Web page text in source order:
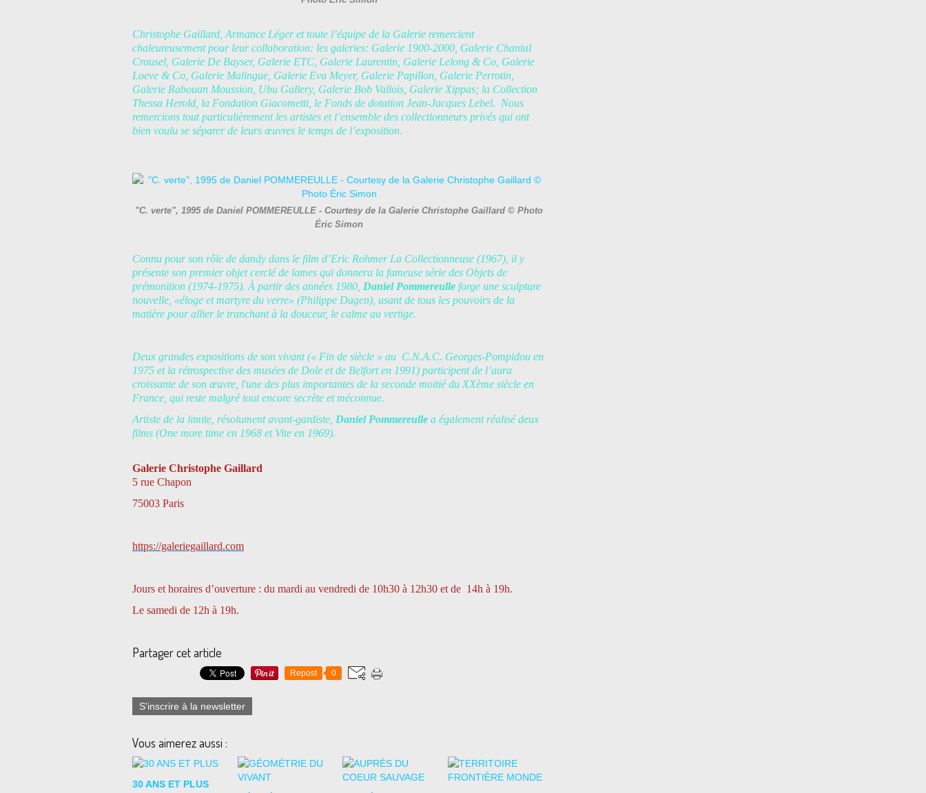
Christophe Gaillard, Armance Léger et toute l’équipe de la Galerie remercient
chaleureusement pour leur collaboration: les galeries: Galerie 1900-2000, Galerie Chantal
Crousel, Galerie De Bayser, Galerie ETC, Galerie Laurentin, Galerie Lelong & Co, Galerie
Loeve & Co, Galerie Malingue, Galerie Eva Meyer, Galerie Papillon, Galerie Perrotin,
Galerie Rabouan Moussion, Ubu Gallery, Galerie Bob Vallois, Galerie Xippas; la Collection
Thessa Herold, la Fondation Giacometti, le Fonds de dotation Jean-Jacques Lebel. Nous
remercions tout particulièrement les artistes et l’ensemble des collectionneurs privés qui ont
bien voulu se séparer de leurs œuvres le temps de l’exposition.
"C. verte", 1995 de Daniel POMMEREULLE - Courtesy de la Galerie Christophe Gaillard © Photo
Éric Simon
Connu pour son rôle de dandy dans le film d’Eric Rohmer La Collectionneuse (1967), il y
présente son premier objet cerclé de lames qui donnera la fameuse série des Objets de
prémonition (1974-1975). À partir des années 1980, Daniel Pommereulle forge une sculpture
nouvelle, «éloge et martyre du verre» (Philippe Dagen), usant de tous les pouvoirs de la
matière pour allier le tranchant à la douceur, le calme au vertige.
Deux grandes expositions de son vivant (« Fin de siècle » au C.N.A.C. Georges-Pompidou en
1975 et la rétrospective des musées de Dole et de Belfort en 1991) participent de l’aura
croissante de son œuvre, l'une des plus importantes de la seconde moitié du XXème siècle en
France, qui reste malgré tout encore secrète et méconnue.
Artiste de la limite, résolument avant-gardiste, Daniel Pommereulle a également réalisé deux
films (One more time en 1968 et Vite en 1969).
Galerie Christophe Gaillard
5 rue Chapon
75003 Paris
https://galeriegaillard.com
Jours et horaires d’ouverture : du mardi au vendredi de 10h30 à 12h30 et de 14h à 19h.
Le samedi de 12h à 19h.
Partager cet article
Repost 0
S'inscrire à la newsletter
Vous aimerez aussi :
30 ANS ET PLUS